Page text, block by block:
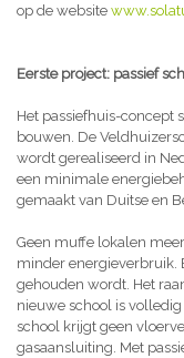
op de website
Eerste project: passief
Het passiefhuis-concept
bouwen. De
wordt gerealiseerd in
een minimale
gemaakt van Duitse en
Geen muffe lokalen
minder energieverbruik.
gehouden wordt. Het
nieuwe school is
school krijgt geen
gasaansluiting. Met